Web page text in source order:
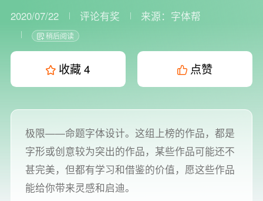
2020/07/22 评论有奖 来源： 字体帮
稍后阅读
收藏4 点赞
极限——命题字体设计。这组上榜的作品，都是
字形或创意较为突出的作品，某些作品可能还不
甚完美，但都有学习和借鉴的价值，愿这些作品
能给你带来灵感和启迪。